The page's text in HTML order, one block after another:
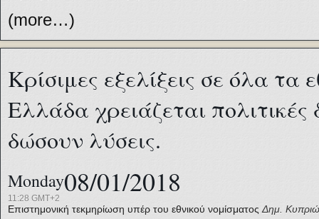
(more…)
Κρίσιμες εξελίξεις σε όλα
Ελλάδα χρειάζεται
δώσουν λύσεις.
Monday08/01/2018
11:28 GMT+2
Επιστημονική τεκμηρίωση υπέρ του εθνικού νομίσματος Δημ.